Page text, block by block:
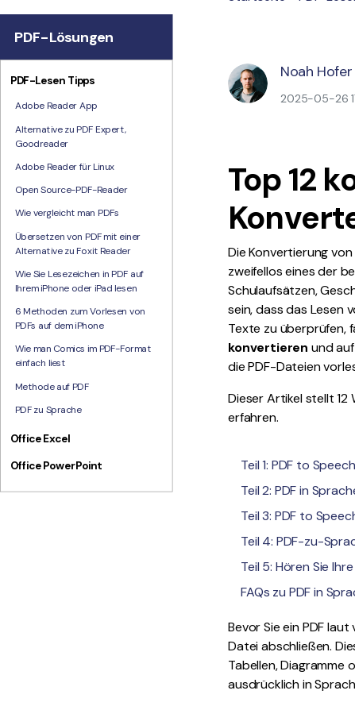
Noah Hofer
2025-05-26
Top 12
Die Konvertierung von
zweifellos eines der
Schulaufsätzen,
sein, dass das Lesen
Texte zu überprüfen,
konvertieren und
die PDF-Dateien
Dieser Artikel stellt 12
erfahren.
Teil 1: PDF to
Teil 2: PDF in
Teil 3: PDF to
Teil 4: PDF-zu-
Teil 5: Hören Sie
FAQs zu PDF in
Bevor Sie ein PDF
Datei abschließen.
Tabellen, Diagramme
ausdrücklich in
PDF-Lösungen
PDF-Lesen Tipps
Adobe Reader App
Alternative zu PDF Expert,
Goodreader
Adobe Reader für Linux
Open Source-PDF-Reader
Wie vergleicht man PDFs
Übersetzen von PDF mit einer
Alternative zu Foxit Reader
Wie Sie Lesezeichen in PDF auf
Ihrem iPhone oder iPad lesen
6 Methoden zum Vorlesen von
PDFs auf dem iPhone
Wie man Comics im PDF-Format
einfach liest
Methode auf PDF
PDF zu Sprache
Office Excel
Office PowerPoint